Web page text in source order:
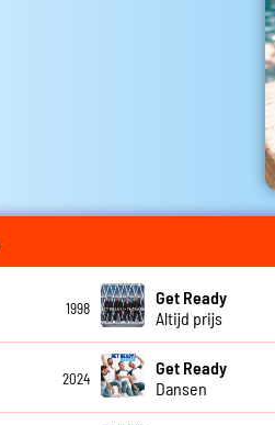
1998
Get Ready
Altijd prijs
2024
Get Ready
Dansen